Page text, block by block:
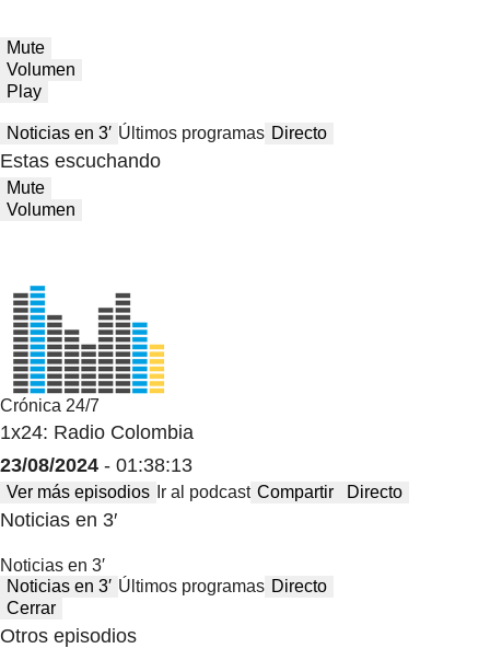
Mute
Volumen
Play
Noticias en 3′ Últimos programas Directo
Estas escuchando
Mute
Volumen
Crónica 24/7
1x24: Radio Colombia
23/08/2024 - 01:38:13
Ver más episodios Ir al podcast Compartir Directo
Noticias en 3′
Noticias en 3′
Noticias en 3′ Últimos programas Directo
Cerrar
Otros episodios